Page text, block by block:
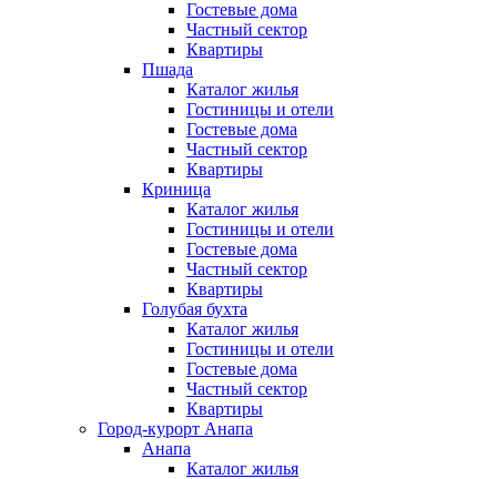
Гостевые дома
Частный сектор
Квартиры
Пшада
Каталог жилья
Гостиницы и отели
Гостевые дома
Частный сектор
Квартиры
Криница
Каталог жилья
Гостиницы и отели
Гостевые дома
Частный сектор
Квартиры
Голубая бухта
Каталог жилья
Гостиницы и отели
Гостевые дома
Частный сектор
Квартиры
Город-курорт Анапа
Анапа
Каталог жилья